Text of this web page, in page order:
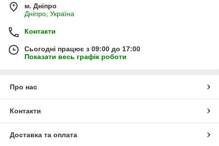
м. Дніпро
Дніпро, Україна
Контакти
Сьогодні працює з 09:00 до 17:00
Показати весь графік роботи
Про нас
Контакти
Доставка та оплата